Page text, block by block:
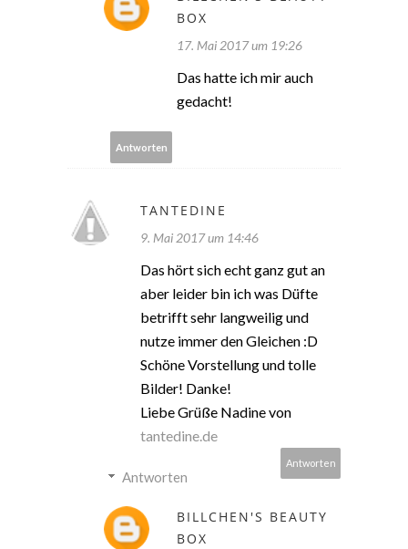
BOX
17. Mai 2017 um 19:26
Das hatte ich mir auch
gedacht!
Antworten
TANTEDINE
9. Mai 2017 um 14:46
Das hört sich echt ganz gut an
aber leider bin ich was Düfte
betrifft sehr langweilig und
nutze immer den Gleichen :D
Schöne Vorstellung und tolle
Bilder! Danke!
Liebe Grüße Nadine von
tantedine.de
Antworten
Antworten
BILLCHEN'S BEAUTY
BOX